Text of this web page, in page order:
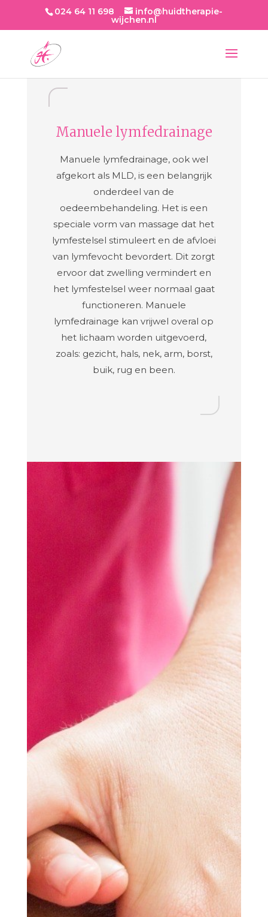
024 64 11 698 info@huidtherapie-
wijchen.nl
Manuele lymfedrainage
Manuele lymfedrainage, ook wel
afgekort als MLD, is een belangrijk
onderdeel van de
oedeembehandeling. Het is een
speciale vorm van massage dat het
lymfestelsel stimuleert en de afvloei
van lymfevocht bevordert. Dit zorgt
ervoor dat zwelling vermindert en
het lymfestelsel weer normaal gaat
functioneren. Manuele
lymfedrainage kan vrijwel overal op
het lichaam worden uitgevoerd,
zoals: gezicht, hals, nek, arm, borst,
buik, rug en been.